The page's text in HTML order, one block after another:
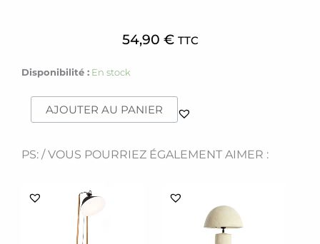
54,90 € TTC
Disponibilité : En stock
quantité
[béton]
AJOUTER AU PANIER
PS: / VOUS POURRIEZ ÉGALEMENT AIMER :